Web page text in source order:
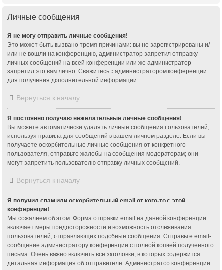
Личные сообщения
Я не могу отправить личные сообщения!
Это может быть вызвано тремя причинами: вы не зарегистрированы и/
или не вошли на конференцию, администратор запретил отправку
личных сообщений на всей конференции или же администратор
запретил это вам лично. Свяжитесь с администратором конференции
для получения дополнительной информации.
Вернуться к началу
Я постоянно получаю нежелательные личные сообщения!
Вы можете автоматически удалять личные сообщения пользователей,
используя правила для сообщений в вашем личном разделе. Если вы
получаете оскорбительные личные сообщения от конкретного
пользователя, отправьте жалобы на сообщения модераторам; они
могут запретить пользователю отправку личных сообщений.
Вернуться к началу
Я получил спам или оскорбительный email от кого-то с этой
конференции!
Мы сожалеем об этом. Форма отправки email на данной конференции
включает меры предосторожности и возможность отслеживания
пользователей, отправляющих подобные сообщения. Отправьте email-
сообщение администратору конференции с полной копией полученного
письма. Очень важно включить все заголовки, в которых содержится
детальная информация об отправителе. Администратор конференции